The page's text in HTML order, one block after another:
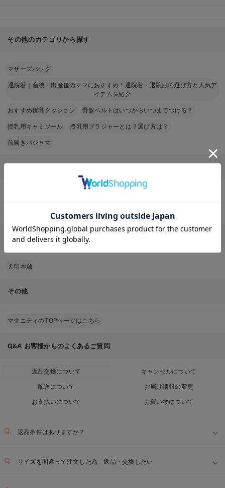
その他のカテゴリから探す
マザーズバッグ
退院着｜産後・出産後のママにおすすめ！退院着・退院服の選び方と人気ア
イテムを紹介
おすすめ授乳クッション 骨盤ベルトはいつからいつまでつける？
授乳用キャミソール 授乳用ブラジャーとは？選び方は？
前開きパジャマ
授乳用キャミソール ×グレー系 授乳用キャミソール × ネイビー系
授乳用キャミソール 産後のブランドページから探す
犬印本舗
その他
マタニティのTOPページはこちら
Q&A お客様からのよくあるご質問
返品交換について
キャンセルについて
配送について
お届け情報の変更
お支払いについて
お買い物について
返品条件はありますか？
サイズを間違って注文した為、返品・交換したい
お気に入り商品を確認する